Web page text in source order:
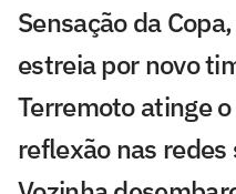
Sensação da
estreia por novo
Terremoto atinge
reflexão nas redes